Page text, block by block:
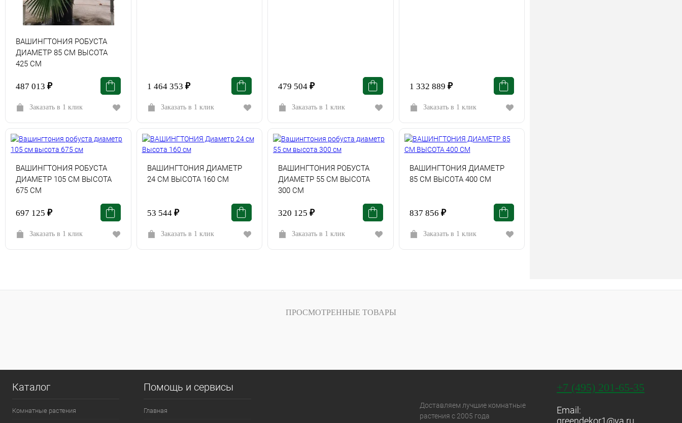
ВАШИНГТОНИЯ РОБУСТА
ДИАМЕТР 85 СМ ВЫСОТА
425 СМ
487 013 ₽
Заказать в 1 клик
1 464 353 ₽
Заказать в 1 клик
479 504 ₽
Заказать в 1 клик
1 332 889 ₽
Заказать в 1 клик
ВАШИНГТОНИЯ РОБУСТА
ДИАМЕТР 105 СМ ВЫСОТА
675 СМ
697 125 ₽
Заказать в 1 клик
ВАШИНГТОНИЯ ДИАМЕТР
24 СМ ВЫСОТА 160 СМ
53 544 ₽
Заказать в 1 клик
ВАШИНГТОНИЯ РОБУСТА
ДИАМЕТР 55 СМ ВЫСОТА
300 СМ
320 125 ₽
Заказать в 1 клик
ВАШИНГТОНИЯ ДИАМЕТР
85 СМ ВЫСОТА 400 СМ
837 856 ₽
Заказать в 1 клик
ПРОСМОТРЕННЫЕ ТОВАРЫ
Каталог
Комнатные растения
Помощь и сервисы
Главная
Доставляем лучшие комнатные
растения с 2005 года
+7 (495) 201-65-35
Email: